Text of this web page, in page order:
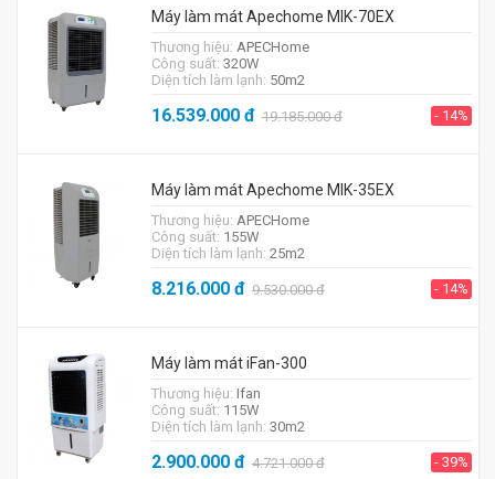
Máy làm mát Apechome MIK-70EX
Thương hiệu: APECHome
Công suất: 320W
Diện tích làm lạnh: 50m2
16.539.000đ 19.185.000đ - 14%
Máy làm mát Apechome MIK-35EX
Thương hiệu: APECHome
Công suất: 155W
Diện tích làm lạnh: 25m2
8.216.000đ 9.530.000đ - 14%
Máy làm mát iFan-300
Thương hiệu: Ifan
Công suất: 115W
Diện tích làm lạnh: 30m2
2.900.000đ 4.721.000đ - 39%